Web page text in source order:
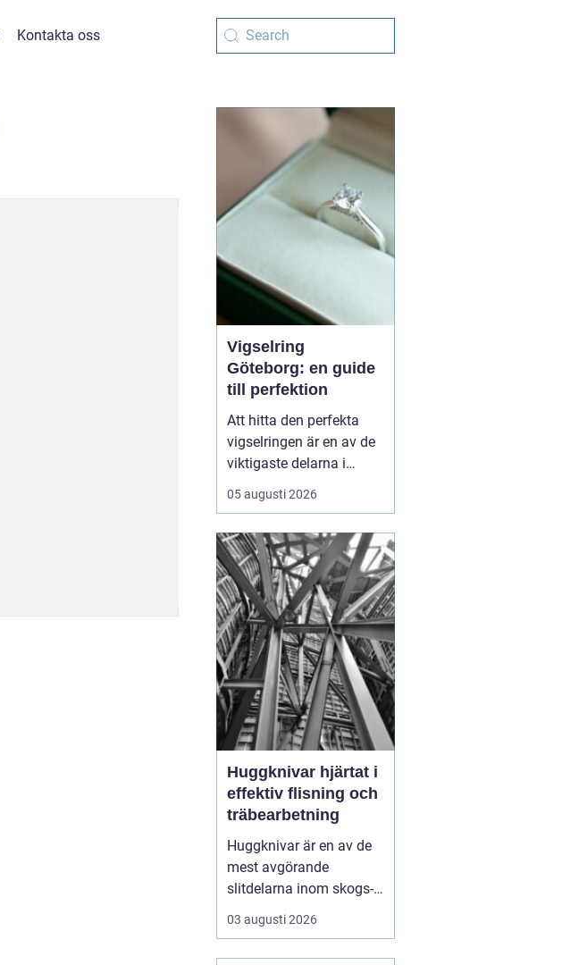
Kontakta oss
Vigselring
Göteborg: en guide
till perfektion
Att hitta den perfekta
vigselringen är en av de
viktigaste delarna i
förberedelserna inför ert
liv tillsammans.
inte bara en fras, det
handlar om att hitta en
ring som symboliserar er
unika kärleks...
05 augusti 2026
Huggknivar hjärtat i
effektiv flisning och
träbearbetning
Huggknivar är en av de
mest avgörande
slitdelarna inom skogs-
och träindustrin. När
knivarna fungerar som
03 augusti 2026